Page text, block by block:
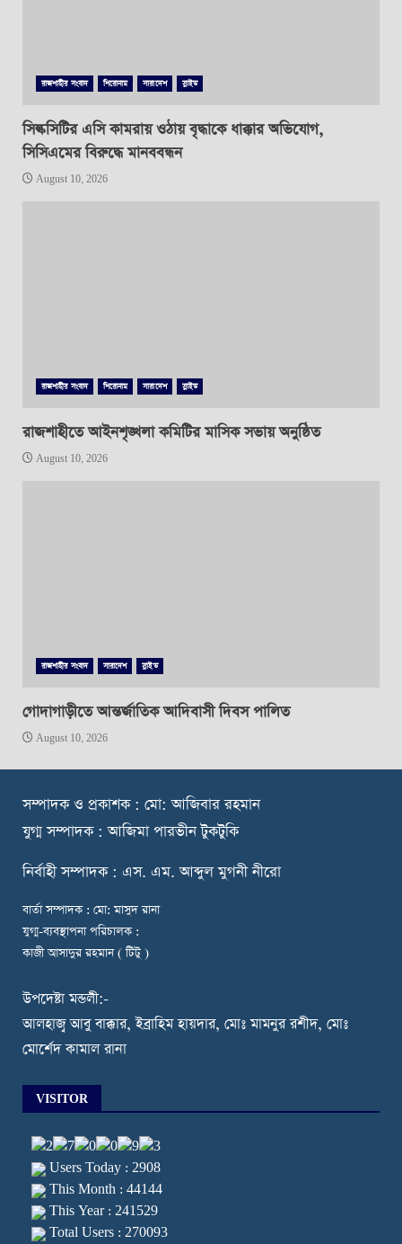
রাজশাহীর সংবাদ শিরোনাম সারাদেশ স্লাইড
সিল্কসিটির এসি কামরায় ওঠায় বৃদ্ধাকে ধাক্কার অভিযোগ,
সিসিএমের বিরুদ্ধে মানববন্ধন
August 10, 2026
রাজশাহীর সংবাদ শিরোনাম সারাদেশ স্লাইড
রাজশাহীতে আইনশৃঙ্খলা কমিটির মাসিক সভায় অনুষ্ঠিত
August 10, 2026
রাজশাহীর সংবাদ সারাদেশ স্লাইড
গোদাগাড়ীতে আন্তর্জাতিক আদিবাসী দিবস পালিত
August 10, 2026
সম্পাদক ও প্রকাশক : মো: আজিবার রহমান
যুগ্ম সম্পাদক : আজিমা পারভীন টুকটুকি
নির্বাহী সম্পাদক : এস. এম. আব্দুল মুগনী নীরো
বার্তা সম্পাদক : মো: মাসুদ রানা
যুগ্ম-ব্যবস্থাপনা পরিচালক :
কাজী আসাদুর রহমান ( টিটু )
উপদেষ্টা মন্ডলী:-
আলহাজ্ব আবু বাক্কার, ইব্রাহিম হায়দার, মোঃ মামনুর রশীদ, মোঃ
মোর্শেদ কামাল রানা
VISITOR
Users Today : 2908
This Month : 44144
This Year : 241529
Total Users : 270093